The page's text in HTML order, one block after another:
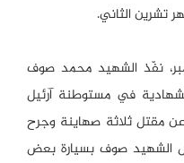
نفّذ الشهيد محمد صوف
عملية استشهادية في مستوطنة آرئيل
مقتل ثلاثة صهاينة وجرح
الشهيد صوف بسيارة بعض